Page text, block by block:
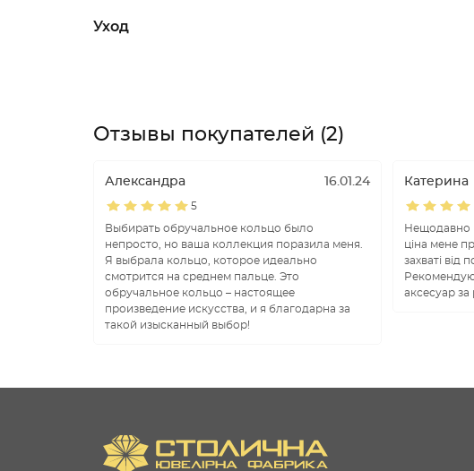
Уход
Отзывы покупателей (2)
Александра 16.01.24
5
Выбирать обручальное кольцо было
непросто, но ваша коллекция поразила меня.
Я выбрала кольцо, которое идеально
смотрится на среднем пальце. Это
обручальное кольцо – настоящее
произведение искусства, и я благодарна за
такой изысканный выбор!
Катерина
Нещодавно
ціна мене
захваті від
аксесуар за